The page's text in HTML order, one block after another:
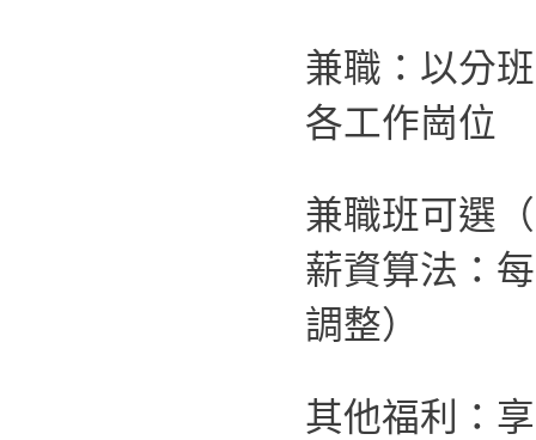
兼職：以分
各工作崗位
兼職班可選
薪資算法：
調整）
其他福利：